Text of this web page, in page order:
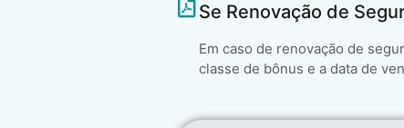
Se Renovação de
Em caso de renovação de
classe de bônus e a data de